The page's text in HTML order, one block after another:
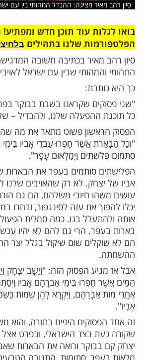
מציגה: ההבדל המהותי בין עם ישראל
עוד תוכן חדש ומפתיע!
שלנו בתהיליםבלחיצה
מאיר בכתיבה חשובה המדגישה
שבין עם ישראל לאויביו.
שקראנו בשבת בבוקר
ההפעלה שלנו, ולהבדיל – של
פשוט מתאר את מה
אֲשֶׁר חָפְרוּ עַבְדֵי אָבִיו בִּימֵי
וַיְמַלְאוּם עָפָר".
סותמים בעפר את הבארות
לא רק שהאויבים שלנו לא
חיובי משלהם, הם גם הורסים
את עזה לסינגפור, ובחרו
בנו. כמה סמלית הפעולה